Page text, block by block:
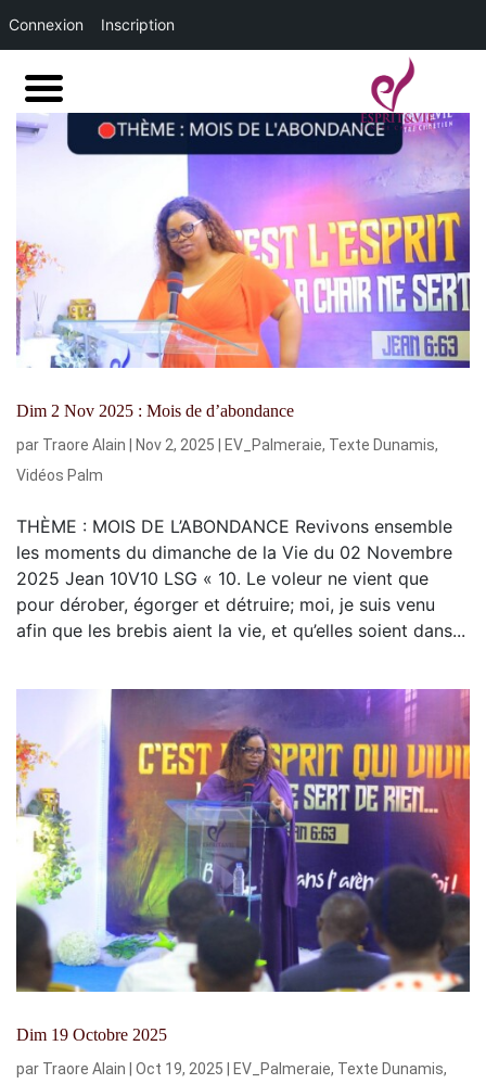
Dim 2 Nov 2025 : Mois de d’abondance
par Traore Alain Nov 2, 2025 EV_Palmeraie, Texte Dunamis,
Vidéos Palm
THÈME : MOIS DE L’ABONDANCE Revivons ensemble
les moments du dimanche de la Vie du 02 Novembre
2025 Jean 10V10 LSG « 10. Le voleur ne vient que
pour dérober, égorger et détruire; moi, je suis venu
afin que les brebis aient la vie, et qu’elles soient dans...
Dim 19 Octobre 2025
par Traore Alain Oct 19, 2025 EV_Palmeraie, Texte Dunamis,
Connexion Inscription